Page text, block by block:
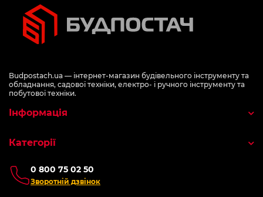
Budpostach.ua — інтернет-магазин будівельного інструменту та
обладнання, садової техніки, електро- і ручного інструменту та
побутової техніки.
0 800 75 02 50
Зворотній дзвінок
Інформація
Категорії